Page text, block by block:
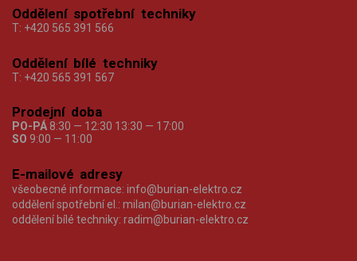
Oddělení spotřební techniky
T: +420 565 391 566
Oddělení bílé techniky
T: +420 565 391 567
Prodejní doba
PO-PÁ 8:30 — 12:30 13:30 — 17:00
SO 9:00 — 11:00
E-mailové adresy
všeobecné informace: info@burian-elektro.cz
oddělení spotřební el.: milan@burian-elektro.cz
oddělení bílé techniky: radim@burian-elektro.cz